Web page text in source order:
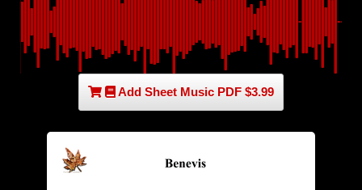
Add Sheet Music PDF $3.99